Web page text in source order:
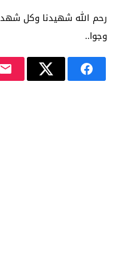
رحم الله شهيدنا وكل
وجوا..